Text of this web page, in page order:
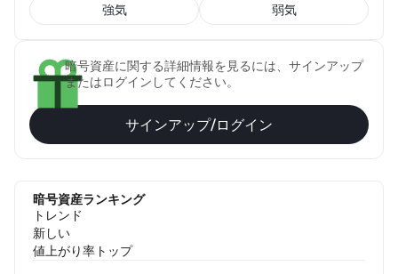
強気 弱気
暗号資産に関する詳細情報を見るには、サインアップ
またはログインしてください。
サインアップ/ログイン
暗号資産ランキング
トレンド
新しい
値上がり率トップ